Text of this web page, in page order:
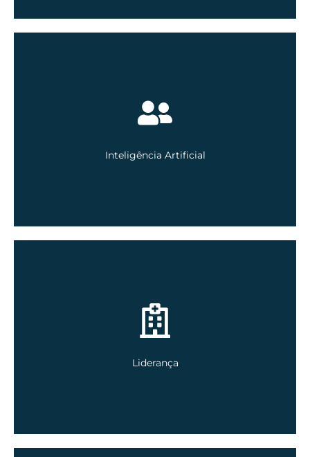
nosso canal do youtube.
Inteligência Artificial
EM BREVE
Liderança